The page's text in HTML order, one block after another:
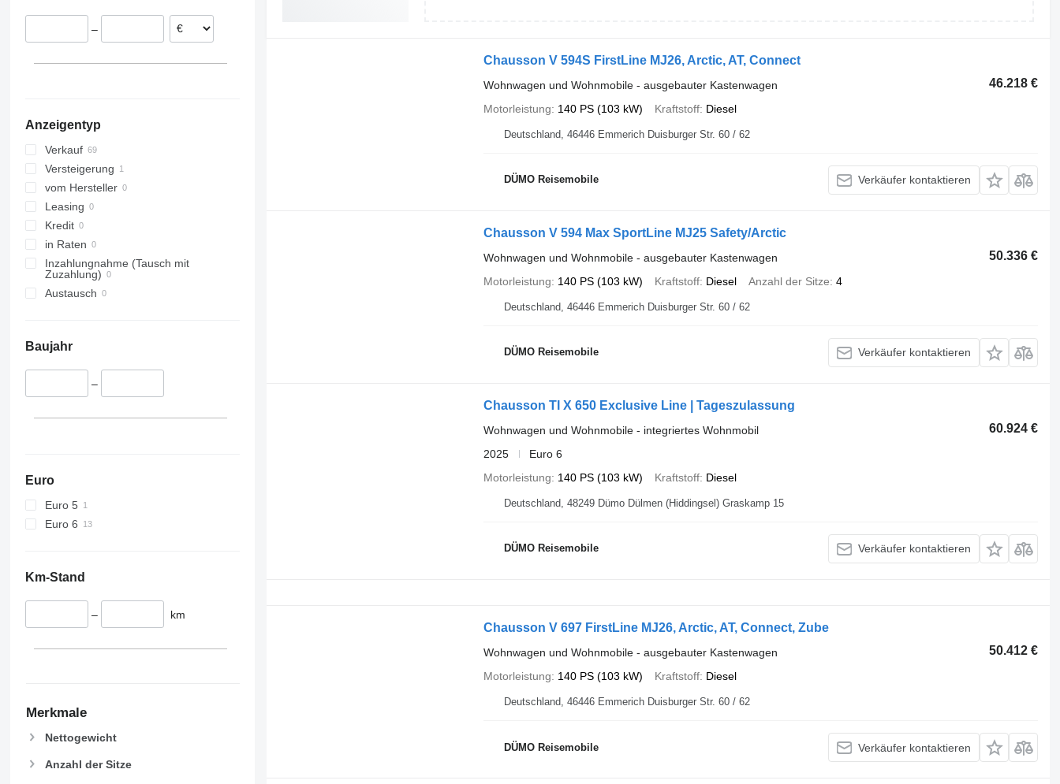
Spanien
–
Anzeigentyp
Verkauf
Versteigerung
vom Hersteller
Leasing
Kredit
in Raten
Inzahlungnahme (Tausch mit
Zuzahlung)
Austausch
Baujahr
–
Euro
Euro 5
Euro 6
Km-Stand
– km
Merkmale
Nettogewicht
Anzahl der Sitze
Chausson V 594S FirstLine MJ26, Arctic, AT, Connect
46.218 €
Wohnwagen und Wohnmobile - ausgebauter Kastenwagen
Motorleistung
140 PS (103 kW) Kraftstoff Diesel
Deutschland, 46446 Emmerich Duisburger Str. 60 / 62
DÜMO Reisemobile Verkäufer kontaktieren
Chausson V 594 Max SportLine MJ25 Safety/Arctic
50.336 €
Wohnwagen und Wohnmobile - ausgebauter Kastenwagen
Motorleistung
140 PS (103 kW) Kraftstoff Diesel Anzahl der Sitze 4
Deutschland, 46446 Emmerich Duisburger Str. 60 / 62
DÜMO Reisemobile Verkäufer kontaktieren
Chausson TI X 650 Exclusive Line | Tageszulassung
60.924 €
Wohnwagen und Wohnmobile - integriertes Wohnmobil
2025
Euro 6
Motorleistung
140 PS (103 kW) Kraftstoff Diesel
Deutschland, 48249 Dümo Dülmen (Hiddingsel) Graskamp 15
DÜMO Reisemobile Verkäufer kontaktieren
Chausson V 697 FirstLine MJ26, Arctic, AT, Connect, Zube
50.412 €
Wohnwagen und Wohnmobile - ausgebauter Kastenwagen
Motorleistung
140 PS (103 kW) Kraftstoff Diesel
Deutschland, 46446 Emmerich Duisburger Str. 60 / 62
DÜMO Reisemobile Verkäufer kontaktieren